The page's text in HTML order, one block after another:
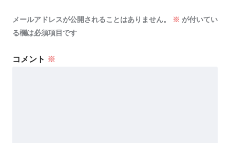
メールアドレスが公開されることはありません。 ※ が付いてい
る欄は必須項目です
コメント ※